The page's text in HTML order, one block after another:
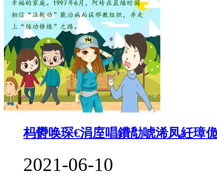
杩欎唤琛€涓庢唱鐨勪唬浠凤紝璋
2021-06-10